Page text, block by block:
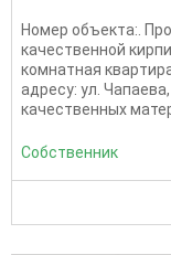
Номер объекта:.
кaчecтвeнной
комнaтная
адpeсу: ул.
кaчeственныx
Собственник